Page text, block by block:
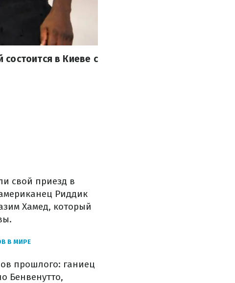
состоится в Киеве с
свой приезд в
Риддик
Хамед, который
В МИРЕ
прошлого: ганиец
Бенвенутто,